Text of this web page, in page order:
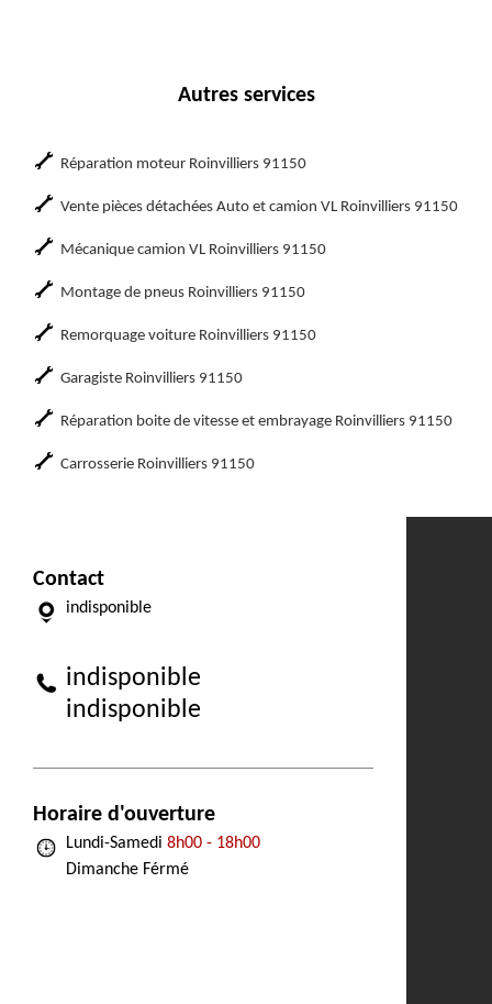
Autres services
Réparation moteur Roinvilliers 91150
Vente pièces détachées Auto et camion VL Roinvilliers 91150
Mécanique camion VL Roinvilliers 91150
Montage de pneus Roinvilliers 91150
Remorquage voiture Roinvilliers 91150
Garagiste Roinvilliers 91150
Réparation boite de vitesse et embrayage Roinvilliers 91150
Carrosserie Roinvilliers 91150
Contact
indisponible
indisponible
indisponible
Horaire d'ouverture
Lundi-Samedi 8h00 - 18h00
Dimanche Férmé